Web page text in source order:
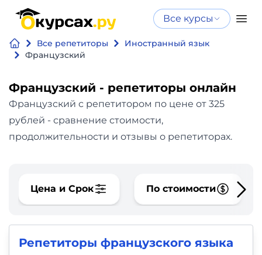
Все курсы
Все репетиторы
Иностранный язык
Французский
Французский - репетиторы онлайн
Французский с репетитором по цене от 325
рублей - сравнение стоимости,
продолжительности и отзывы о репетиторах.
Цена и Срок По стоимости
Репетиторы французского языка
Нейросеть
и ИИ
Программирование
Бизнес
и
Дизайн
Видео,
искусственному
интеллекту
Курсы по нейросетям
Бесплатно